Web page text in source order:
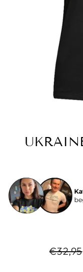
Regular
€32,95